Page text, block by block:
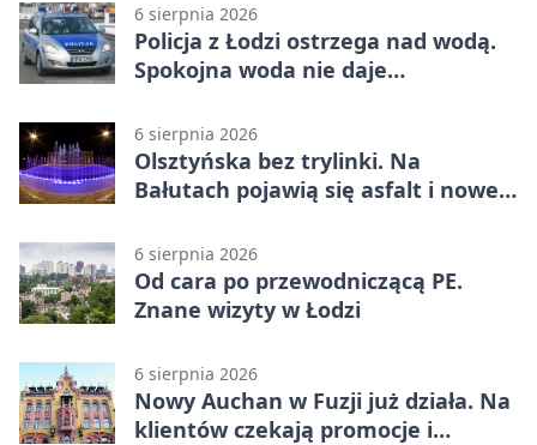
6 sierpnia 2026
Policja z Łodzi ostrzega nad wodą.
Spokojna woda nie daje
6 sierpnia 2026
Olsztyńska bez trylinki. Na
Bałutach pojawią się asfalt i nowe
6 sierpnia 2026
Od cara po przewodniczącą PE.
Znane wizyty w Łodzi
6 sierpnia 2026
Nowy Auchan w Fuzji już działa. Na
klientów czekają promocje i